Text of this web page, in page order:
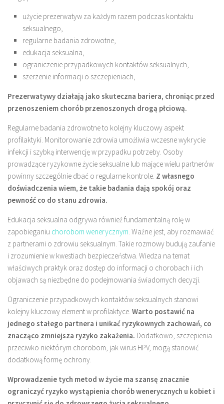
użycie prezerwatyw za każdym razem podczas kontaktu
seksualnego,
regularne badania zdrowotne,
edukacja seksualna,
ograniczenie przypadkowych kontaktów seksualnych,
szerzenie informacji o szczepieniach,
Prezerwatywy działają jako skuteczna bariera, chroniąc przed
przenoszeniem chorób przenoszonych drogą płciową.
Regularne badania zdrowotne to kolejny kluczowy aspekt
profilaktyki. Monitorowanie zdrowia umożliwia wczesne wykrycie
infekcji i szybką interwencję w przypadku potrzeby. Osoby
prowadzące ryzykowne życie seksualne lub mające wielu partnerów
powinny szczególnie dbać o regularne kontrole. Z własnego
doświadczenia wiem, że takie badania dają spokój oraz
pewność co do stanu zdrowia.
Edukacja seksualna odgrywa również fundamentalną rolę w
zapobieganiu chorobom wenerycznym. Ważne jest, aby rozmawiać
z partnerami o zdrowiu seksualnym. Takie rozmowy budują zaufanie
i zrozumienie w kwestiach bezpieczeństwa. Wiedza na temat
właściwych praktyk oraz dostęp do informacji o chorobach i ich
objawach są niezbędne do podejmowania świadomych decyzji.
Ograniczenie przypadkowych kontaktów seksualnych stanowi
kolejny kluczowy element w profilaktyce. Warto postawić na
jednego stałego partnera i unikać ryzykownych zachowań, co
znacząco zmniejsza ryzyko zakażenia. Dodatkowo, szczepienia
przeciwko niektórym chorobom, jak wirus HPV, mogą stanowić
dodatkową formę ochrony.
Wprowadzenie tych metod w życie ma szansę znacznie
ograniczyć ryzyko wystąpienia chorób wenerycznych u kobiet i